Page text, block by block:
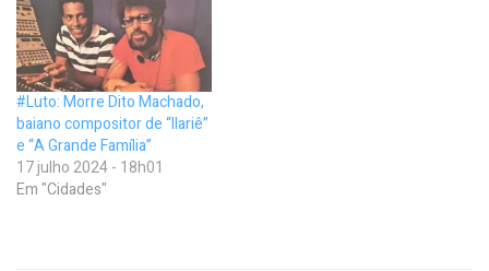
#Luto: Morre Dito Machado,
baiano compositor de “Ilariê”
e “A Grande Família”
17 julho 2024 - 18h01
Em "Cidades"